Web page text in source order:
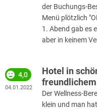
der Buchungs-
Menü plötzlich
1. Abend gab es
aber in keinem
Hotel in
4,0
04.01.2022
Der Wellness-
klein und man